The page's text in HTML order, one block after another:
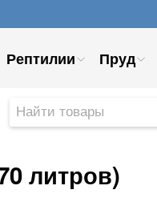
Рептилии Пруд
литров)